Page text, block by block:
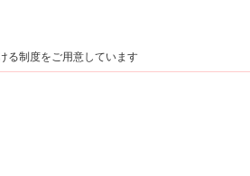
る制度をご用意しています